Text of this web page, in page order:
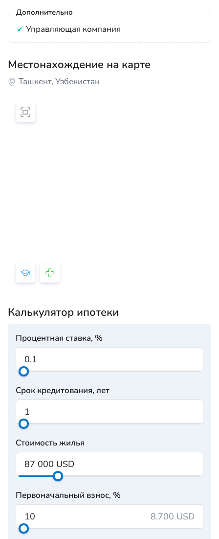
Дополнительно
Управляющая компания
Местонахождение на карте
Ташкент, Узбекистан
Калькулятор ипотеки
Процентная ставка, %
Срок кредитования, лет
Стоимость жилья
Первоначальный взнос, %
8,700 USD